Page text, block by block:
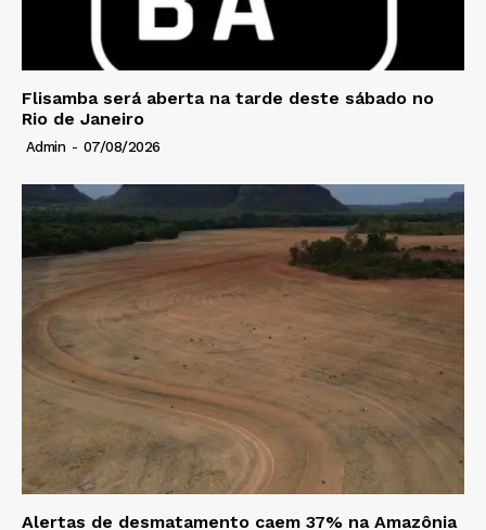
Flisamba será aberta na tarde deste sábado no
Rio de Janeiro
Admin - 07/08/2026
Alertas de desmatamento caem 37% na Amazônia